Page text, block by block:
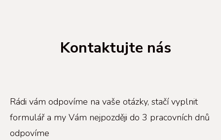
Kontaktujte nás
Rádi vám odpovíme na vaše otázky, stačí vyplnit
formulář a my Vám nejpozději do 3 pracovních dnů
odpovíme